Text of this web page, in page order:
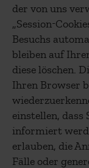
der von uns
„Session-
Besuchs
bleiben auf
diese löschen.
Ihren Browser
einstellen, dass
informiert
erlauben, die
Fälle oder